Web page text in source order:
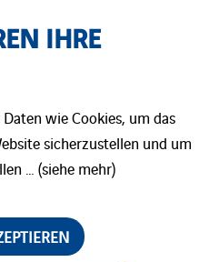
(Sandwich-
Blei)
der Abschirmung des
Produktion nach
und
IHRE
wie Cookies, um das
sicherzustellen und um
… (siehe mehr)